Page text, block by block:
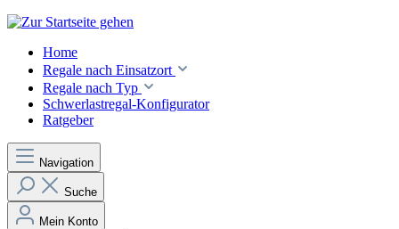
Home
Regale nach Einsatzort
Regale nach Typ
Schwerlastregal-Konfigurator
Ratgeber
Navigation
Suche
Mein Konto